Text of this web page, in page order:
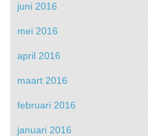
juni 2016
mei 2016
april 2016
maart 2016
februari 2016
januari 2016